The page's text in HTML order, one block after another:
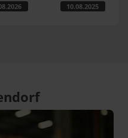
10.08.2025